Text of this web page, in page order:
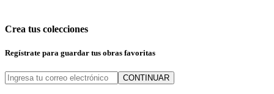
Crea tus colecciones
Regístrate para guardar tus obras favoritas
CONTINUAR